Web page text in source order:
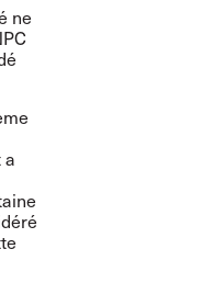
ne
a